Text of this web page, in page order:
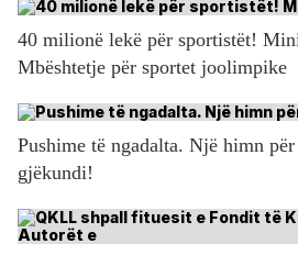
40 milionë lekë për sportistët!
Mbështetje për sportet joolimpike
Pushime të ngadalta. Një himn
gjëkundi!